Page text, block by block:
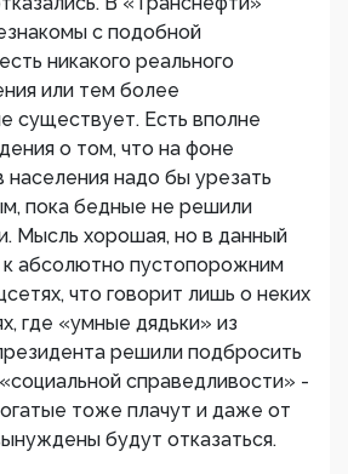
с подобной
никакого реального
или тем более
существует. Есть вполне
о том, что на фоне
населения надо бы урезать
пока бедные не решили
Мысль хорошая, но в данный
абсолютно пустопорожним
что говорит лишь о неких
где «умные дядьки» из
решили подбросить
справедливости» -
тоже плачут и даже от
будут отказаться.